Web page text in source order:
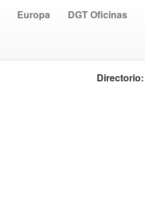
Europa DGT Oficinas
Directorio: